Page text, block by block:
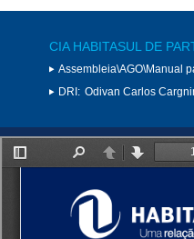
CIA HABITASUL DE
Assembleia\AGO\Manual
DRI: Odivan Carlos